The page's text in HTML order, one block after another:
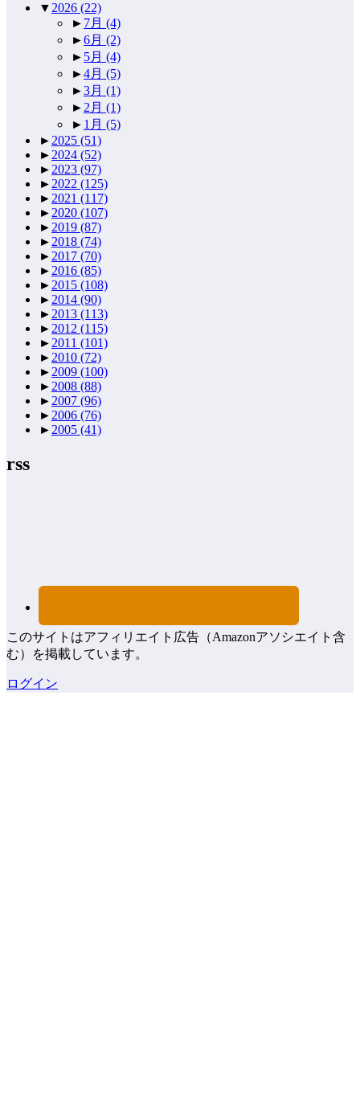
▼ 2026 (22)
► 7月 (4)
►6月 (2)
► 5月 (4)
►4月 (5)
►3月 (1)
► 2月 (1)
► 1月 (5)
► 2025 (51)
► 2024 (52)
► 2023 (97)
► 2022 (125)
► 2021 (117)
► 2020 (107)
► 2019 (87)
► 2018 (74)
► 2017 (70)
► 2016 (85)
► 2015 (108)
► 2014 (90)
► 2013 (113)
► 2012 (115)
► 2011 (101)
► 2010 (72)
► 2009 (100)
► 2008 (88)
► 2007 (96)
► 2006 (76)
► 2005 (41)
rss
このサイトはアフィリエイト広告（Amazonアソシエイト含
む）を掲載しています。
ログイン